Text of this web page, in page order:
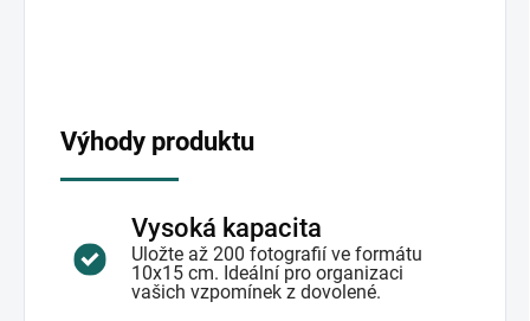
Výhody produktu
Vysoká kapacita
Uložte až 200 fotografií ve formátu
10x15 cm. Ideální pro organizaci
vašich vzpomínek z dovolené.